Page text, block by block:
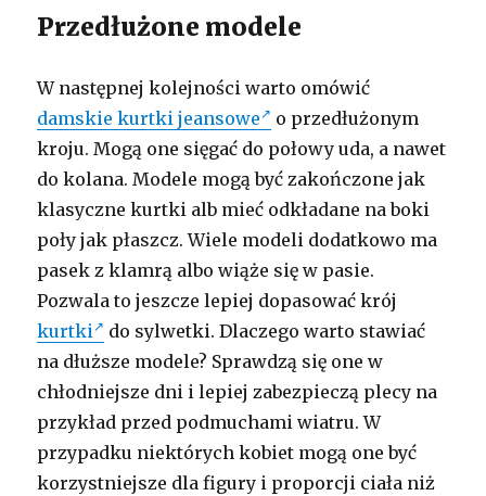
Przedłużone modele
W następnej kolejności warto omówić
damskie kurtki jeansowe
o przedłużonym
kroju. Mogą one sięgać do połowy uda, a nawet
do kolana. Modele mogą być zakończone jak
klasyczne kurtki alb mieć odkładane na boki
poły jak płaszcz. Wiele modeli dodatkowo ma
pasek z klamrą albo wiąże się w pasie.
Pozwala to jeszcze lepiej dopasować krój
kurtki
do sylwetki. Dlaczego warto stawiać
na dłuższe modele? Sprawdzą się one w
chłodniejsze dni i lepiej zabezpieczą plecy na
przykład przed podmuchami wiatru. W
przypadku niektórych kobiet mogą one być
korzystniejsze dla figury i proporcji ciała niż